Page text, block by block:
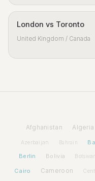
London vs Toronto
United Kingdom / Canada
Afghanistan Algeria
Azerbaijan Bahrain
Berlin Bolivia
Cairo Cameroon